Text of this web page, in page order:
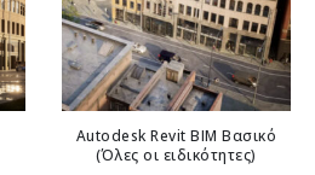
μπορούν
να
επιλεγούν
στη
σελίδα
του
προϊόντος
Autodesk Revit ΒΙΜ Βασικό
(Όλες οι ειδικότητες)